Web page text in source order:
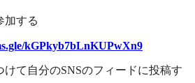
加する
kGPkyb7bLnKUPwXn9
て自分のSNSのフィードに投稿す